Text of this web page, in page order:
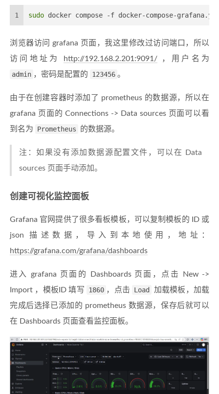
1 sudo docker compose -f docker-compose-
浏览器访问 grafana 页面，我这里修改过访问端口，所以
访问地址为
http://192.168.2.201:9091/ ，用户名为
admin ，密码是配置的 123456 。
由于在创建容器时添加了 prometheus 的数据源，所以在
grafana 页面的 Connections -> Data sources 页面可以看
到名为
Prometheus 的数据源。
注：如果没有添加数据源配置文件，可以在 Data
sources 页面手动添加。
创建可视化监控面板
Grafana 官网提供了很多看板模板，可以复制模板的 ID 或
json 描述数据，导入到本地使用，地址：
https://grafana.com/grafana/dashboards
进入 grafana 页面的 Dashboards 页面，点击 New ->
Import ，模板ID 填写
1860 ，点击 Load
加载模板，加载
完成后选择已添加的 prometheus 数据源，保存后就可以
在 Dashboards 页面查看监控面板。